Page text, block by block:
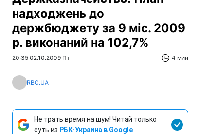
надходжень до
держбюджету за 9 міс. 2009
р. виконаний на 102,7%
20:35 02.10.2009 Пт 4 мин
RBC.UA
Не трать время на шум! Читай только
суть из РБК-Украина в Google